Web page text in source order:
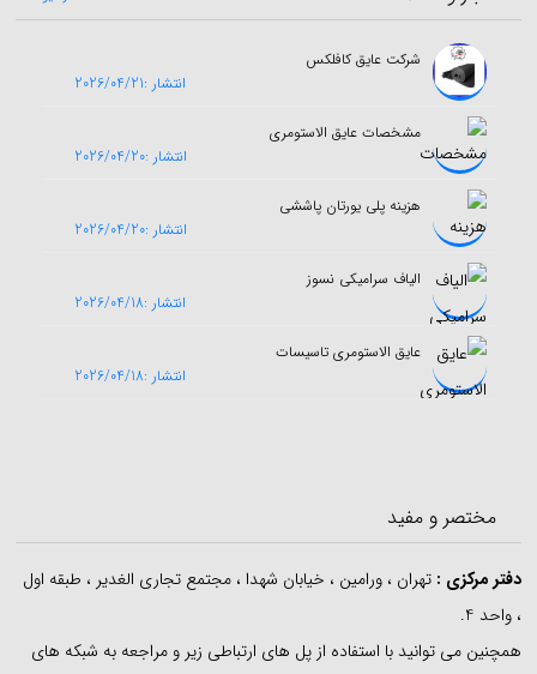
شرکت عایق کافلکس
انتشار :2026/04/21
مشخصات عایق الاستومری
انتشار :2026/04/20
هزینه پلی یورتان پاششی
انتشار :2026/04/20
الیاف سرامیکی نسوز
انتشار :2026/04/18
عایق الاستومری تاسیسات
انتشار :2026/04/18
مختصر و مفید
دفتر مرکزی : تهران ، ورامین ، خیابان شهدا ، مجتمع تجاری الغدیر ، طبقه اول
، واحد 4.
همچنین می توانید با استفاده از پل های ارتباطی زیر و مراجعه به شبکه های